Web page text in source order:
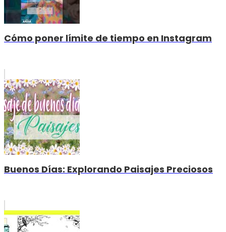
Cómo poner límite de tiempo en Instagram
Buenos Días: Explorando Paisajes Preciosos